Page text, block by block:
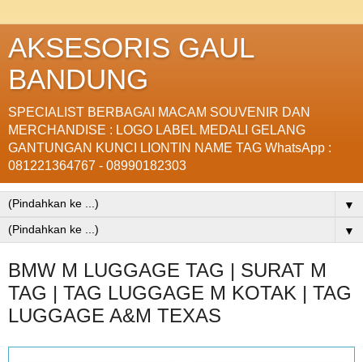
AKSESORIS GAUL
BANDUNG
SPECIALIST BERBAGAI MACAM SOUVENIR DAN
MERCHANDISE : LOGO LABEL MEDALI GELANG
GANTUNGAN KUNCI LIONTIN NAME TAG WhatsApp :
081221364767 - 08990182303
▼
▼
BMW M LUGGAGE TAG | SURAT M
TAG | TAG LUGGAGE M KOTAK | TAG
LUGGAGE A&M TEXAS